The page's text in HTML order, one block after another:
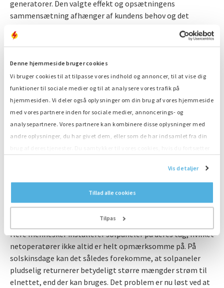
Denne hjemmeside bruger cookies
Vi bruger cookies til at tilpasse vores indhold og annoncer, til at vise dig
funktioner til sociale medier og til at analysere vores trafik på
hjemmesiden. Vi deler også oplysninger om din brug af vores hjemmeside
med vores partnere inden for sociale medier, annoncerings- og
analysepartnere. Vores partnere kan kombinere disse oplysninger med
andre oplysninger, du har givet dem, eller som de har indsamlet fra din
Vis detaljer
Tillad alle cookies
Tilpas
generatorer. Den valgte effekt og opsætningens
sammensætning afhænger af kundens behov og det
under den synkrone overtagelse af elnettet for at give
ekstra forsyningssikkerhed af strømmen. Hvis noget går
galt, vil strømforsyningen stadig fortsætte. Universiteter,
banker og andre store organisationer, der har brug for
adgang til strøm uanset hvad, vælger ofte denne løsning. I
dette tilfælde vil begge generatorer køre synkront under
hele overtagelsen.
energilagring
Et problem, der i stigende grad opstår ved synkrone
overtagelser af elnettet, er uforudsigeligheden af den
mængde solenergi, der vender tilbage til elnettet. Flere og
flere mennesker installerer solpaneler på deres tag, hvilket
netoperatører ikke altid er helt opmærksomme på. På
solskinsdage kan det således forekomme, at solpaneler
pludselig returnerer betydeligt større mængder strøm til
elnettet, end der kan bruges. Det problem er nu løst ved at